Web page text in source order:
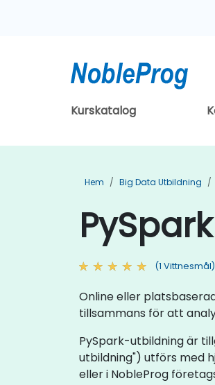
Kurskatalog
Hem Big Data Utbildning
(1 Vittnesmål)
Online eller
tillsammans för att
PySpark-utbildning är
utbildning") utförs med
eller i NobleProg